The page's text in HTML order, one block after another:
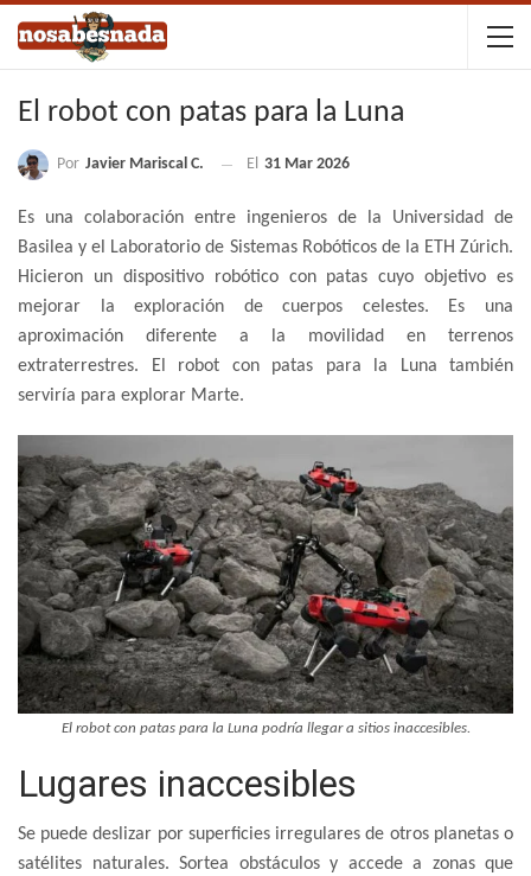
El robot con patas para la Luna
Por Javier Mariscal C. El 31 Mar 2026
Es una colaboración entre ingenieros de la Universidad de
Basilea y el Laboratorio de Sistemas Robóticos de la ETH Zúrich.
Hicieron un dispositivo robótico con patas cuyo objetivo es
mejorar la exploración de cuerpos celestes. Es una
aproximación diferente a la movilidad en terrenos
extraterrestres. El robot con patas para la Luna también
serviría para explorar Marte.
El robot con patas para la Luna podría llegar a sitios inaccesibles.
Lugares inaccesibles
Se puede deslizar por superficies irregulares de otros planetas o
satélites naturales. Sortea obstáculos y accede a zonas que